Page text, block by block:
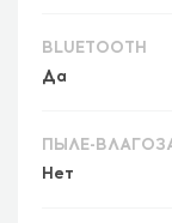
BLUETOOTH
Да
ПЫЛЕ-
Нет